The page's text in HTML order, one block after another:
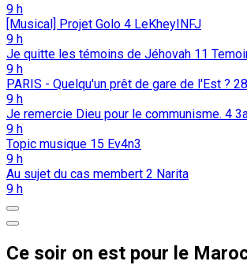
9 h
[Musical] Projet Golo 4 LeKheyINFJ
9 h
Je quitte les témoins de Jéhovah 11
9 h
PARIS - Quelqu'un prêt de gare de l'Est ? 28
9 h
Je remercie Dieu pour le communisme. 4
9 h
Topic musique 15 Ev4n3
9 h
Au sujet du cas membert 2 Narita
9 h